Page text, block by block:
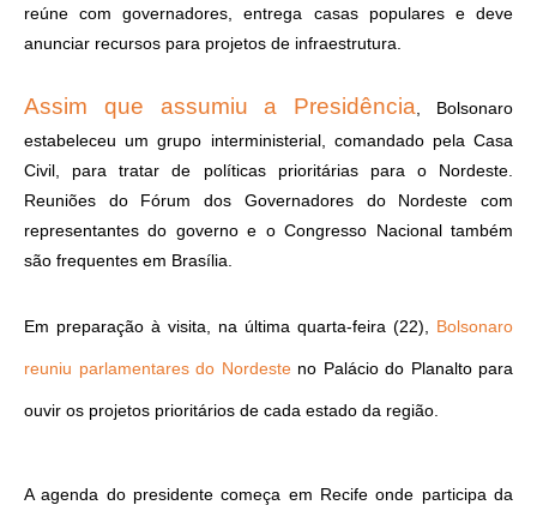
reúne com governadores, entrega casas populares e deve
anunciar recursos para projetos de infraestrutura.
Assim que assumiu a Presidência , Bolsonaro
estabeleceu um grupo interministerial, comandado pela Casa
Civil, para tratar de políticas prioritárias para o Nordeste.
Reuniões do Fórum dos Governadores do Nordeste com
representantes do governo e o Congresso Nacional também
são frequentes em Brasília.
Em preparação à visita, na última quarta-feira (22), Bolsonaro
reuniu parlamentares do Nordeste no Palácio do Planalto para
ouvir os projetos prioritários de cada estado da região.
A agenda do presidente começa em Recife onde participa da